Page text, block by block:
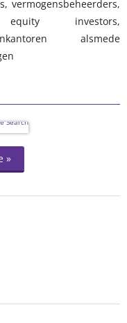
»
vermogensbeheerders,
equity investors,
alsmede